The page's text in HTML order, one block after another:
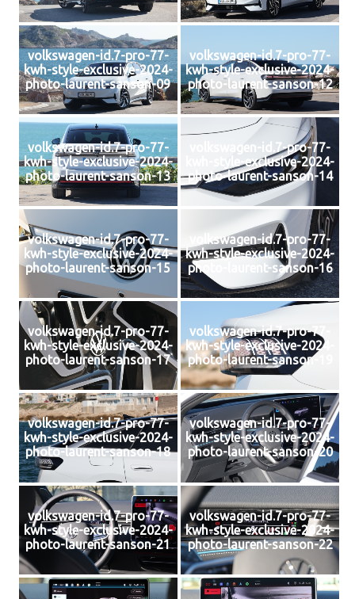
volkswagen-id.7-pro-77-
kwh-style-exclusive-2024-
photo-laurent-sanson-09
volkswagen-id.7-pro-77-
kwh-style-exclusive-2024-
photo-laurent-sanson-12
volkswagen-id.7-pro-77-
kwh-style-exclusive-2024-
photo-laurent-sanson-13
volkswagen-id.7-pro-77-
kwh-style-exclusive-2024-
photo-laurent-sanson-14
volkswagen-id.7-pro-77-
kwh-style-exclusive-2024-
photo-laurent-sanson-15
volkswagen-id.7-pro-77-
kwh-style-exclusive-2024-
photo-laurent-sanson-16
volkswagen-id.7-pro-77-
kwh-style-exclusive-2024-
photo-laurent-sanson-17
volkswagen-id.7-pro-77-
kwh-style-exclusive-2024-
photo-laurent-sanson-19
volkswagen-id.7-pro-77-
kwh-style-exclusive-2024-
photo-laurent-sanson-18
volkswagen-id.7-pro-77-
kwh-style-exclusive-2024-
photo-laurent-sanson-20
volkswagen-id.7-pro-77-
kwh-style-exclusive-2024-
photo-laurent-sanson-21
volkswagen-id.7-pro-77-
kwh-style-exclusive-2024-
photo-laurent-sanson-22